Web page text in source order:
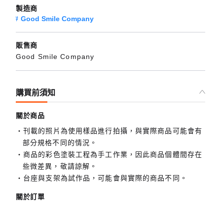
製造商
Good Smile Company
販售商
Good Smile Company
購買前須知
關於商品
刊載的照片為使用樣品進行拍攝，與實際商品可能會有
部分規格不同的情況。
商品的彩色塗裝工程為手工作業，因此商品個體間存在
些微差異，敬請諒解。
台座與支架為試作品，可能會與實際的商品不同。
關於訂單